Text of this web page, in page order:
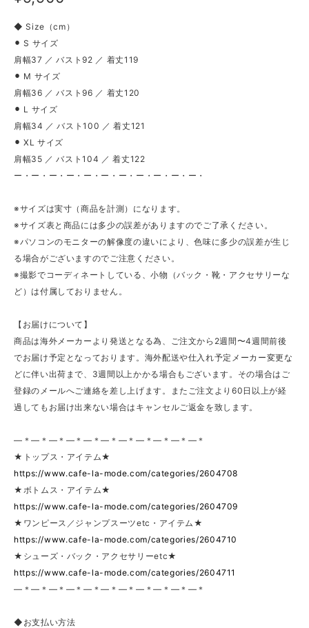
◆ Size（cm）
⚫︎ S サイズ
肩幅37 ／ バスト92 ／ 着丈119
⚫︎ M サイズ
肩幅36 ／ バスト96 ／ 着丈120
⚫︎ L サイズ
肩幅34 ／ バスト100 ／ 着丈121
⚫︎ XL サイズ
肩幅35 ／ バスト104 ／ 着丈122
ー・ー・ー・ー・ー・ー・ー・ー・ー・ー・ー・
※サイズは実寸（商品を計測）になります。
※サイズ表と商品には多少の誤差がありますのでご了承ください。
※パソコンのモニターの解像度の違いにより、色味に多少の誤差が生じ
る場合がございますのでご注意ください。
※撮影でコーディネートしている、小物（バック・靴・アクセサリーな
ど）は付属しておりません。
【お届けについて】
商品は海外メーカーより発送となる為、ご注文から2週間〜4週間前後
でお届け予定となっております。海外配送や仕入れ予定メーカー変更な
どに伴い出荷まで、3週間以上かかる場合もございます。その場合はご
登録のメールへご連絡を差し上げます。またご注文より60日以上が経
過してもお届け出来ない場合はキャンセルご返金を致します。
—＊—＊—＊—＊—＊—＊—＊—＊—＊—＊—＊
★トップス・アイテム★
https://www.cafe-la-mode.com/categories/2604708
★ボトムス・アイテム★
https://www.cafe-la-mode.com/categories/2604709
★ワンピース／ジャンプスーツetc・アイテム★
https://www.cafe-la-mode.com/categories/2604710
★シューズ・バック・アクセサリーetc★
https://www.cafe-la-mode.com/categories/2604711
—＊—＊—＊—＊—＊—＊—＊—＊—＊—＊—＊
◆お支払い方法